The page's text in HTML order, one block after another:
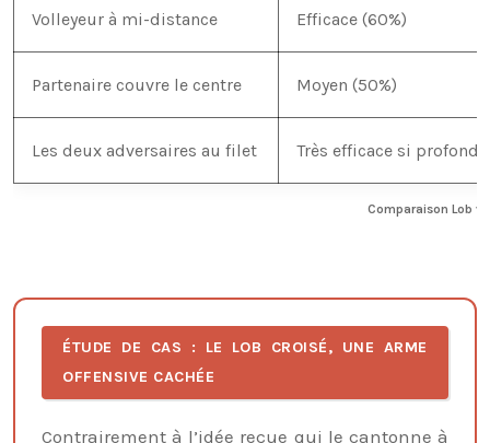
Comparaison Lob
Volleyeur à mi-distance Efficace (60%)
Partenaire couvre le centre Moyen (50%)
Les deux adversaires au filet Très efficace si profond
ÉTUDE DE CAS : LE LOB CROISÉ, UNE ARME
OFFENSIVE CACHÉE
Contrairement à l’idée reçue qui le cantonne à